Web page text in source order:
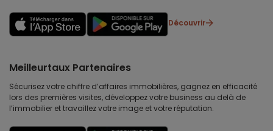
Découvrir
Meilleurtaux Partenaires
Sécurisez votre chiffre d’affaires immobilières, gagnez en efficacité
lors des premières visites, développez votre business au delà de
l’immobilier et travaillez votre image et votre réputation.